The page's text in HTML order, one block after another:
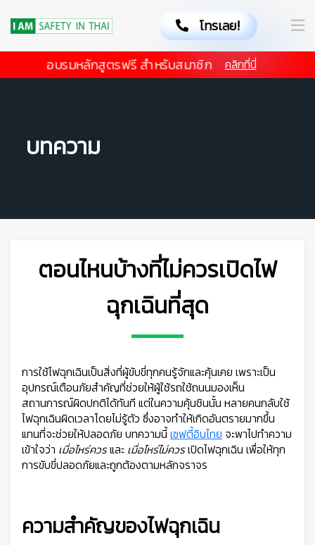
โทรเลย!
อบรมหลักสูตรฟรี สำหรับสมาชิก คลิกที่นี่
บทความ
ตอนไหนบ้างที่ไม่ควรเปิดไฟ
ฉุกเฉินที่สุด
การใช้ไฟฉุกเฉินเป็นสิ่งที่ผู้ขับขี่ทุกคนรู้จักและคุ้นเคย เพราะเป็น
อุปกรณ์เตือนภัยสำคัญที่ช่วยให้ผู้ใช้รถใช้ถนนมองเห็น
สถานการณ์ผิดปกติได้ทันที แต่ในความคุ้นชินนั้น หลายคนกลับใช้
ไฟฉุกเฉินผิดเวลาโดยไม่รู้ตัว ซึ่งอาจทำให้เกิดอันตรายมากขึ้น
แทนที่จะช่วยให้ปลอดภัย บทความนี้ เซฟตี้อินไทย จะพาไปทำความ
เข้าใจว่า เมื่อไหร่ควรและ เมื่อไหร่ไม่ควรเปิดไฟฉุกเฉิน เพื่อให้ทุก
การขับขี่ปลอดภัยและถูกต้องตามหลักจราจร
ความสำคัญของไฟฉุกเฉิน